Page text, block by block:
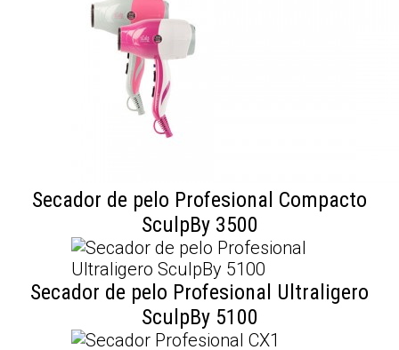
Secador de pelo Profesional Compacto
SculpBy 3500
Secador de pelo Profesional Ultraligero
SculpBy 5100